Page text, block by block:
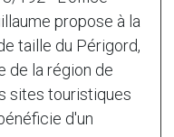
propose à la
taille du Périgord,
de la région de
sites touristiques
d'un